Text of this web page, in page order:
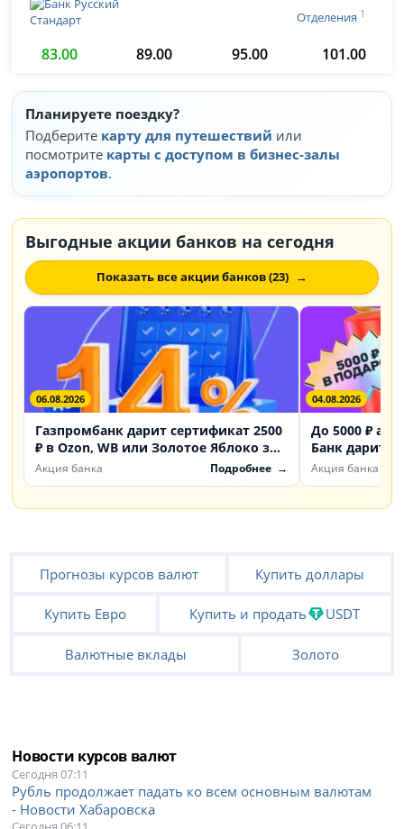
Отделения 1
83.00 89.00 95.00 101.00
Планируете поездку?
Подберите карту для путешествий или
посмотрите карты с доступом в бизнес-залы
аэропортов.
Выгодные акции банков на сегодня
Показать все акции банков (23)
06.08.2026
Газпромбанк дарит сертификат 2500
₽ в Ozon, WB или Золотое Яблоко за
счет «Доходный»
Акция банка Подробнее
04.08.2026
До 5000 ₽
Банк дарит
инвестиции
Акция банка
Прогнозы курсов валют Купить доллары
Купить Евро Купить и продать USDT
Валютные вклады Золото
Новости курсов валют
Сегодня 07:11
Рубль продолжает падать ко всем основным валютам
- Новости Хабаровска